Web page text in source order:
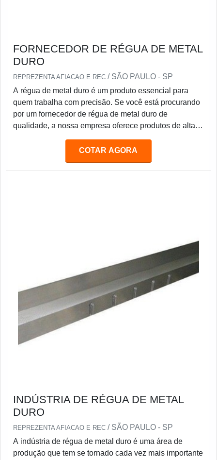
FORNECEDOR DE RÉGUA DE METAL
DURO
REPREZENTA AFIACAO E REC / SÃO PAULO - SP
A régua de metal duro é um produto essencial para
quem trabalha com precisão. Se você está procurando
por um fornecedor de régua de metal duro de
qualidade, a nossa empresa oferece produtos de alta
são fabricadas com materiais resistentes e duráveis,
garantindo precisão e qualidade em todos os seus
projetos. Além disso, oferecemos preços competitivos e
COTAR AGORA
INDÚSTRIA DE RÉGUA DE METAL
DURO
REPREZENTA AFIACAO E REC / SÃO PAULO - SP
A indústria de régua de metal duro é uma área de
produção que tem se tornado cada vez mais importante